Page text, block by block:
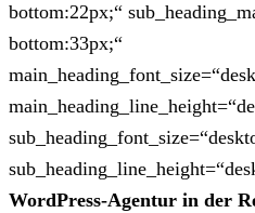
bottom:22px;“
bottom:33px;“
WordPress-Agentur in der